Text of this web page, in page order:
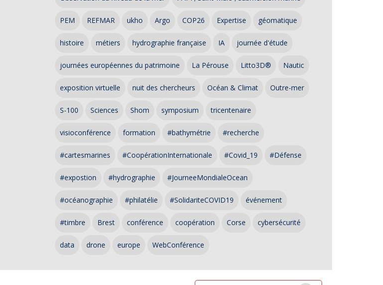
PEM REFMAR ukho Argo COP26 Expertise géomatique
histoire métiers hydrographie française IA journée d'étude
journées européennes du patrimoine La Pérouse Litto3D® Nautic
exposition virtuelle nuit des chercheurs Océan & Climat Outre-mer
S-100 Sciences Shom symposium tricentenaire
visioconférence formation #bathymétrie #recherche
#cartesmarines #CoopérationInternationale #Covid_19 #Défense
#expostion #hydrographie #JourneeMondialeOcean
#océanographie #philatélie #SolidariteCOVID19 événement
#timbre Brest conférence coopération Corse cybersécurité
data drone europe WebConférence